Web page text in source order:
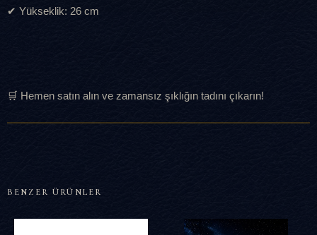
✔ Yükseklik: 26 cm
🛒 Hemen satın alın ve zamansız şıklığın tadını çıkarın!
BENZER ÜRÜNLER